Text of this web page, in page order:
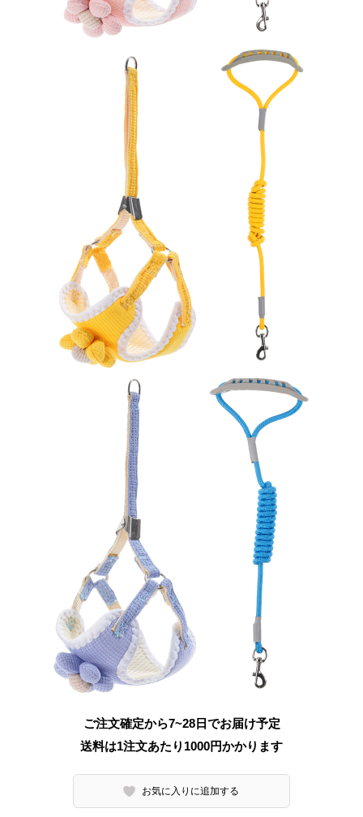
ご注文確定から7~28日でお届け予定
送料は1注文あたり 1000円かかります
お気に入りに追加する